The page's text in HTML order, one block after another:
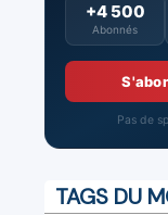
+4 500
Abonnés
Pas de
TAGS DU